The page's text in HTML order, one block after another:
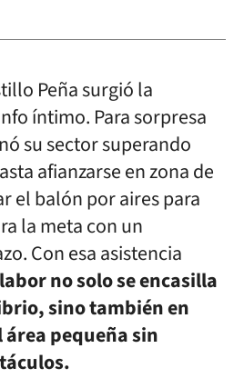
Peña surgió la
íntimo. Para sorpresa
su sector superando
afianzarse en zona de
el balón por aires para
la meta con un
Con esa asistencia
no solo se encasilla
sino también en
pequeña sin